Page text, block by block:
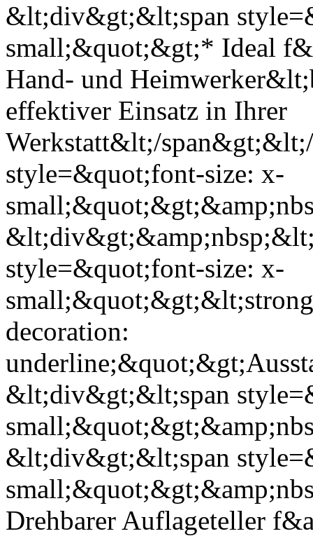
&lt;div&gt;&lt;span
small;&quot;&gt;* Ideal
Hand- und
effektiver Einsatz in Ihrer
Werkstatt&lt;/
style=&quot;font-size: x-
style=&quot;font-size: x-
decoration:
&lt;div&gt;&lt;span
&lt;div&gt;&lt;span
Drehbarer Auflageteller